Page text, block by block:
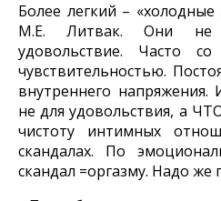
Более легкий –
М.Е. Литвак. Они не
удовольствие. Часто
чувствительностью.
внутреннего
не для удовольствия, а
чистоту интимных
скандалах. По
скандал =оргазму. Надо же